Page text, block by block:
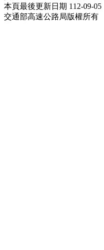
本頁最後更新日期 112-09-05
交通部高速公路局版權所有